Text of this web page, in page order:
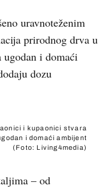
uravnoteženim
prirodnog drva u
i domaći
dozu
i kupaonici stvara
i domaći ambijent
(Foto: Living4media)
– od